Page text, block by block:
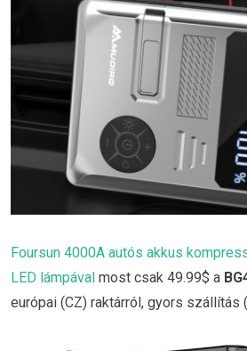
Foursun 4000A autós akkus
LED lámpával most csak 49.99$ a
európai (CZ) raktárról, gyors szállítás